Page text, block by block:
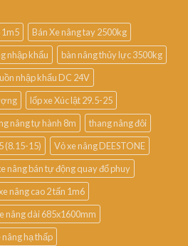
1m5
Bán Xe nâng tay 2500kg
nhập khẩu
bàn nâng thủy lực 3500kg
nhập khẩu DC 24V
lốp xe Xúc lật 29.5-25
nâng tự hành 8m
thang nâng đôi
(8.15-15)
Vỏ xe nâng DEESTONE
nâng bán tự động quay đổ phuy
nâng cao 2 tấn 1m6
nâng dài 685x1600mm
nâng hạ thấp